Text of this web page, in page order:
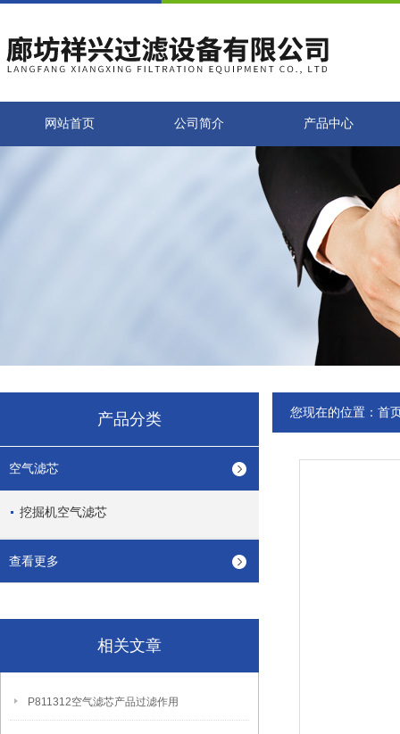
网站首页 公司简介 产品中心
产品分类
空气滤芯
挖掘机空气滤芯
查看更多
相关文章
P811312空气滤芯产品过滤作用
您现在的位置： 首